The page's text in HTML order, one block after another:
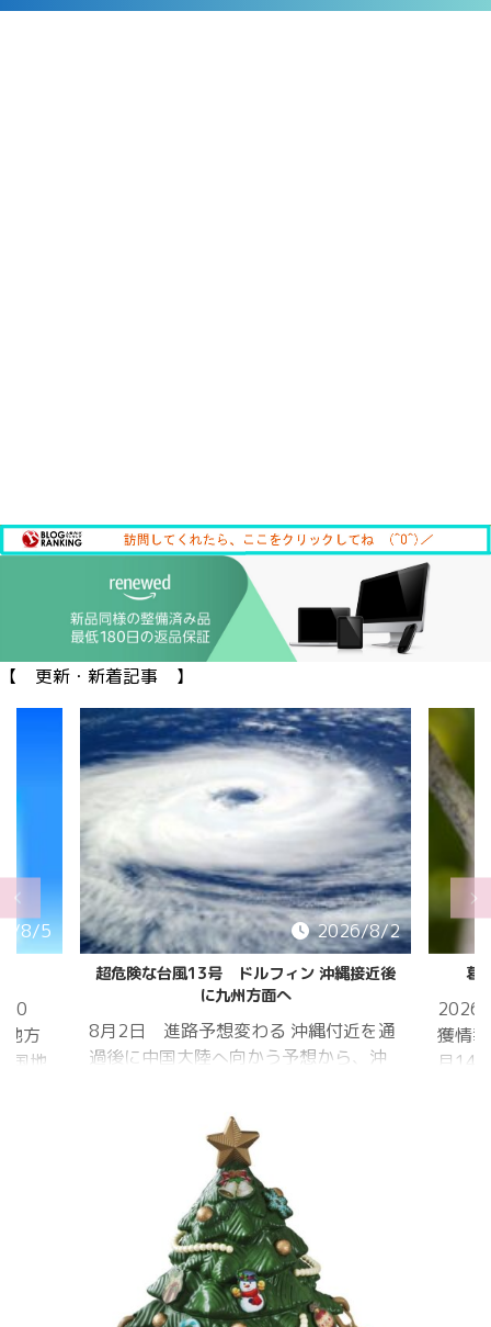
【 更新・新着記事 】
8/5
20
方
国地
2026/8/2
超危険な台風13号 ドルフィン 沖縄接近後
に九州方面へ
8月2日 進路予想変わる 沖縄付近を通
過後に中国大陸へ向かう予想から、沖
庁
ヨーロッパ中
期予報センター 気象庁 8月31日
6:00 8月30日 5:20 8月1日に南鳥島
近海で猛烈な勢力へ 台風13号は、今
後、海面水温が29度以上の海域を西進
する見込みで、猛烈な勢力になる見込
み。
葛
2026
獲情
月14